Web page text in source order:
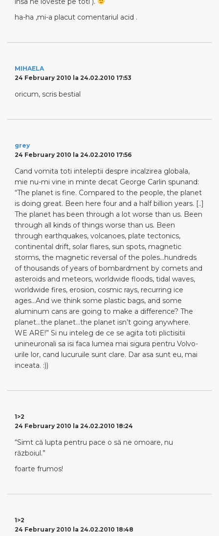
ha-ha ,mi-a placut comentariul acid .
MIHAELA
24 February 2010 la 24.02.2010 17:53
oricum, scris bestial
grey
24 February 2010 la 24.02.2010 17:56
Cand vomita toti inteleptii despre incalzirea globala,
mie nu-mi vine in minte decat George Carlin spunand:
“The planet is fine. Compared to the people, the planet
is doing great. Been here four and a half billion years. [..]
The planet has been through a lot worse than us. Been
through all kinds of things worse than us. Been
through earthquakes, volcanoes, plate tectonics,
continental drift, solar flares, sun spots, magnetic
storms, the magnetic reversal of the poles…hundreds
of thousands of years of bombardment by comets and
asteroids and meteors, worldwide floods, tidal waves,
worldwide fires, erosion, cosmic rays, recurring ice
ages…And we think some plastic bags, and some
aluminum cans are going to make a difference? The
planet…the planet…the planet isn’t going anywhere.
WE ARE!” Si nu inteleg de ce se agita toti plictisitii
unineuronali sa isi faca lumea mai sigura pentru Volvo-
urile lor, cand lucuruile sunt clare. Dar asa sunt eu, mai
inceata. :))
1>2
24 February 2010 la 24.02.2010 18:24
“Simt că lupta pentru pace o să ne omoare, nu
războiul.”
foarte frumos!
1>2
24 February 2010 la 24.02.2010 18:48